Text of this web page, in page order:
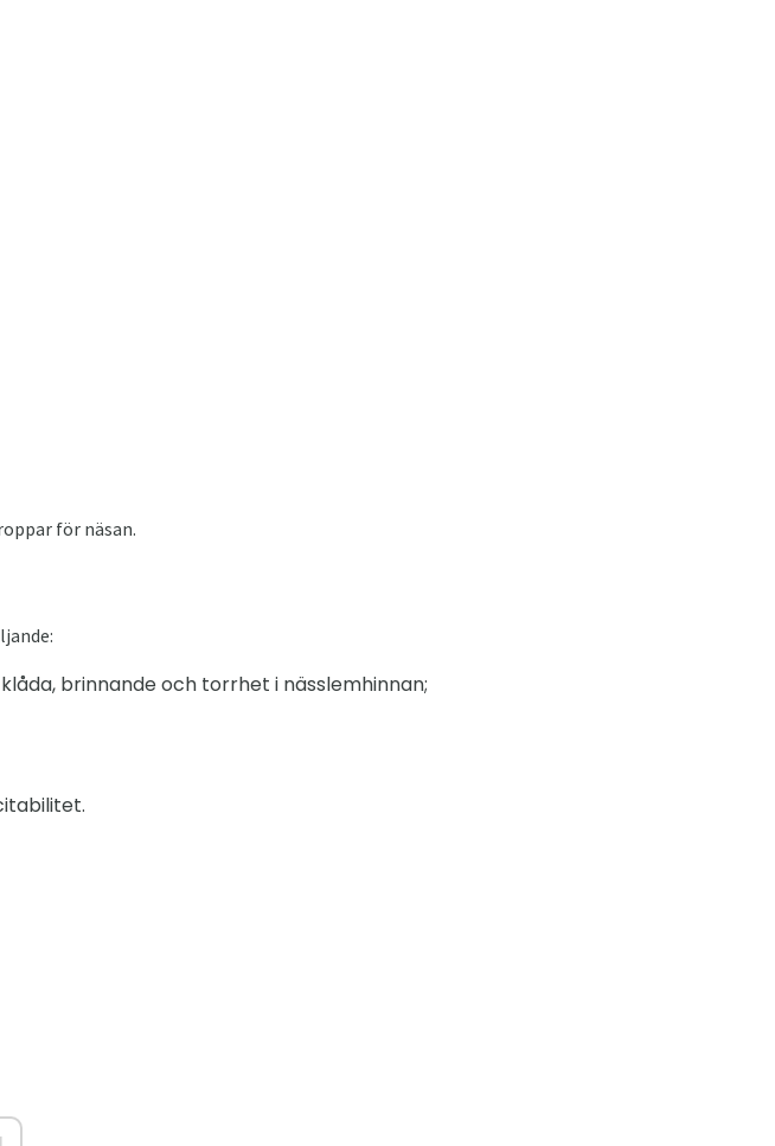
för näsan.
brinnande och torrhet i nässlemhinnan;